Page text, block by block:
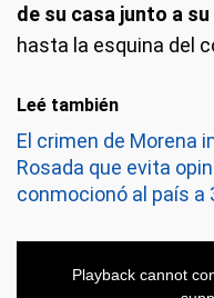
de su casa junto a su
hasta la esquina del
Leé también
El crimen de Morena
Rosada que evita
conmocionó al país a